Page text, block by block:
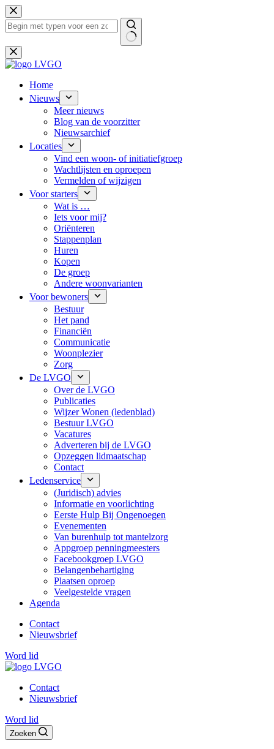
Ga
naar
de
Geen
resultaten
Home
Nieuws
Meer nieuws
Blog van de voorzitter
Nieuwsarchief
Locaties
Vind een woon- of initiatiefgroep
Wachtlijsten en oproepen
Vermelden of wijzigen
Voor starters
Wat is …
Iets voor mij?
Oriënteren
Stappenplan
Huren
Kopen
De groep
Andere woonvarianten
Voor bewoners
Bestuur
Het pand
Financiën
Communicatie
Woonplezier
Zorg
De LVGO
Over de LVGO
Publicaties
Wijzer Wonen (ledenblad)
Bestuur LVGO
Vacatures
Adverteren bij de LVGO
Opzeggen lidmaatschap
Contact
Ledenservice
(Juridisch) advies
Informatie en voorlichting
Eerste Hulp Bij Ongenoegen
Evenementen
Van burenhulp tot mantelzorg
Appgroep penningmeesters
Facebookgroep LVGO
Belangenbehartiging
Plaatsen oproep
Veelgestelde vragen
Agenda
Contact
Nieuwsbrief
Word lid
Contact
Nieuwsbrief
Word lid
Zoeken